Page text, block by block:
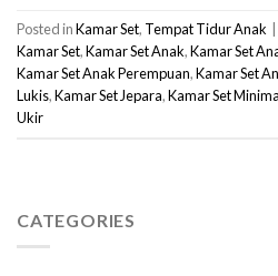
Posted inKamar Set, Tempat Tidur Anak
Kamar Set,Kamar Set Anak,Kamar Set
Kamar Set Anak Perempuan,Kamar Set
Lukis,Kamar Set Jepara,Kamar Set
Ukir
CATEGORIES